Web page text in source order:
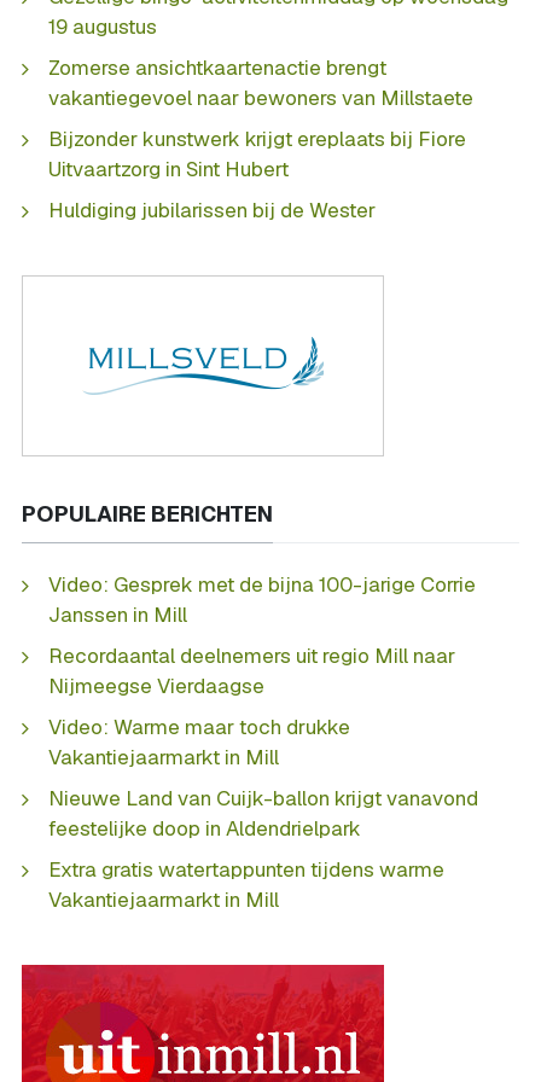
19 augustus
Zomerse ansichtkaartenactie brengt
vakantiegevoel naar bewoners van Millstaete
Bijzonder kunstwerk krijgt ereplaats bij Fiore
Uitvaartzorg in Sint Hubert
Huldiging jubilarissen bij de Wester
POPULAIRE BERICHTEN
Video: Gesprek met de bijna 100-jarige Corrie
Janssen in Mill
Recordaantal deelnemers uit regio Mill naar
Nijmeegse Vierdaagse
Video: Warme maar toch drukke
Vakantiejaarmarkt in Mill
Nieuwe Land van Cuijk-ballon krijgt vanavond
feestelijke doop in Aldendrielpark
Extra gratis watertappunten tijdens warme
Vakantiejaarmarkt in Mill